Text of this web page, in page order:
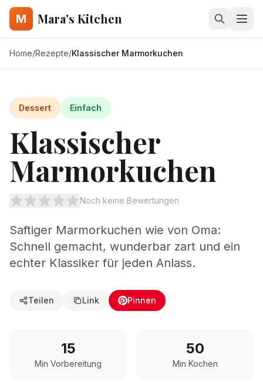
M Mara's Kitchen
Home/Rezepte/Klassischer Marmorkuchen
Dessert Einfach
Klassischer
Marmorkuchen
Noch keine Bewertungen
Saftiger Marmorkuchen wie von Oma:
Schnell gemacht, wunderbar zart und ein
echter Klassiker für jeden Anlass.
Teilen Link Pinnen
15
Min Vorbereitung
50
Min Kochen